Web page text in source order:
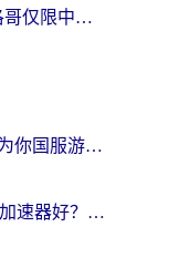
在国外看世界杯法国 VS 摩洛哥仅限中国大陆？海外党这样看中文解说赛事不卡顿
在澳洲，BanG加速器如何成为你国服游戏的“时光机”？
玩崩坏学园2海外用什么免费加速器好？2026海外党亲测国服游戏加速指南